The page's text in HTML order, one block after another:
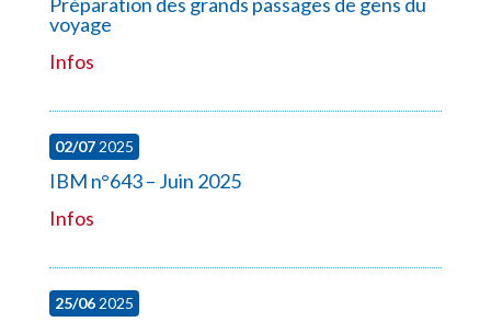
voyage
Infos
02/072025
IBM n°643 – Juin 2025
Infos
25/062025